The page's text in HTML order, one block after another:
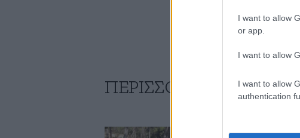
I want to allow
or app.
I want to allow
I want to allow
authentication
ΠΕΡΙΣΣΟΤΕΡΑ ΑΠΟ